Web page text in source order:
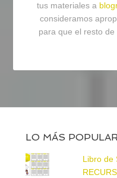
tus materiales a
consideramos
para que el resto de
LO MÁS POPULAR
Libro de